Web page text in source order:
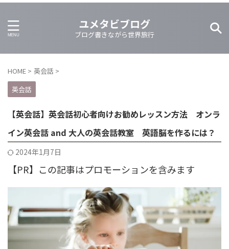
ユメタビブログ
ブログ書きながら世界旅行
HOME > 英会話 >
英会話
【英会話】英会話初心者向けお勧めレッスン方法 オンラ
イン英会話 and 大人の英会話教室 英語脳を作るには？
2024年1月7日
【PR】この記事はプロモーションを含みます